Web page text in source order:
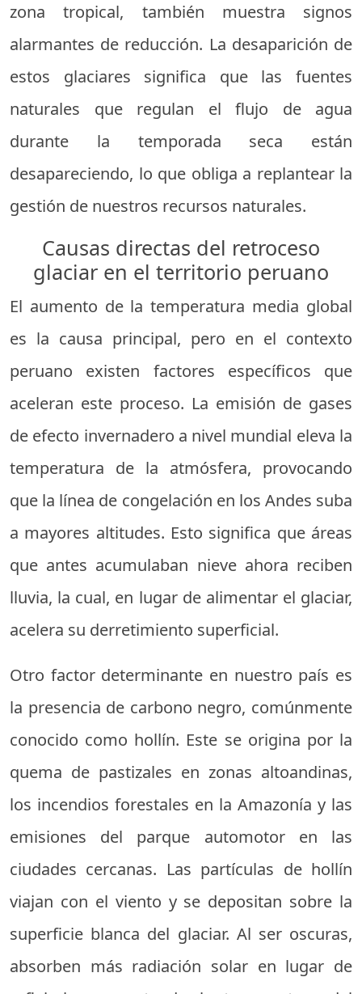
zona tropical, también muestra signos
alarmantes de reducción. La desaparición de
estos glaciares significa que las fuentes
naturales que regulan el flujo de agua
durante la temporada seca están
desapareciendo, lo que obliga a replantear la
gestión de nuestros recursos naturales.
Causas directas del retroceso
glaciar en el territorio peruano
El aumento de la temperatura media global
es la causa principal, pero en el contexto
peruano existen factores específicos que
aceleran este proceso. La emisión de gases
de efecto invernadero a nivel mundial eleva la
temperatura de la atmósfera, provocando
que la línea de congelación en los Andes suba
a mayores altitudes. Esto significa que áreas
que antes acumulaban nieve ahora reciben
lluvia, la cual, en lugar de alimentar el glaciar,
acelera su derretimiento superficial.
Otro factor determinante en nuestro país es
la presencia de carbono negro, comúnmente
conocido como hollín. Este se origina por la
quema de pastizales en zonas altoandinas,
los incendios forestales en la Amazonía y las
emisiones del parque automotor en las
ciudades cercanas. Las partículas de hollín
viajan con el viento y se depositan sobre la
superficie blanca del glaciar. Al ser oscuras,
absorben más radiación solar en lugar de